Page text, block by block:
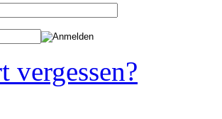
vergessen?